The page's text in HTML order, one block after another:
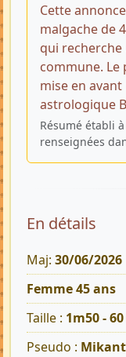
Cette
malgache de
qui
commune.
mise en
astrologique
Résumé établi
renseignées
En détails
Maj: 30/06/2026
Femme 45 ans
Taille : 1m50 -
Pseudo :